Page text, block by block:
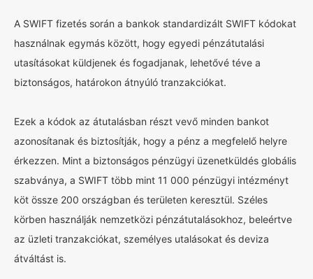
A SWIFT fizetés során a bankok standardizált SWIFT kódokat
használnak egymás között, hogy egyedi pénzátutalási
utasításokat küldjenek és fogadjanak, lehetővé téve a
biztonságos, határokon átnyúló tranzakciókat.
Ezek a kódok az átutalásban részt vevő minden bankot
azonosítanak és biztosítják, hogy a pénz a megfelelő helyre
érkezzen. Mint a biztonságos pénzügyi üzenetküldés globális
szabványa, a SWIFT több mint 11 000 pénzügyi intézményt
köt össze 200 országban és területen keresztül. Széles
körben használják nemzetközi pénzátutalásokhoz, beleértve
az üzleti tranzakciókat, személyes utalásokat és deviza
átváltást is.